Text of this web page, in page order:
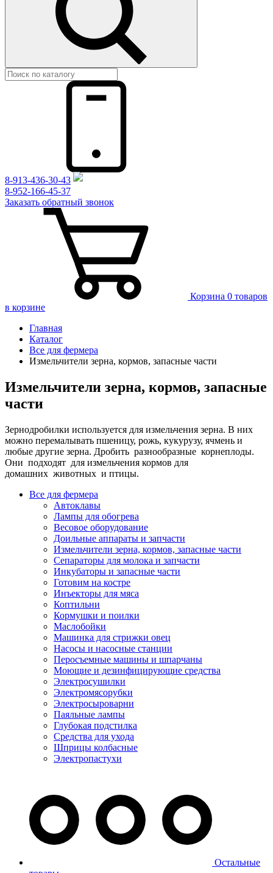
8-913-436-30-43
8-952-166-45-37
Заказать обратный звонок
Корзина 0 товаров
в корзине
Главная
Каталог
Все для фермера
Измельчители зерна, кормов, запасные части
Измельчители зерна, кормов, запасные
части
Зернодробилки используется для измельчения зерна. В них
можно перемалывать пшеницу, рожь, кукурузу, ячмень и
любые другие зерна. Дробить разнообразные корнеплоды.
Они подходят для измельчения кормов для
домашних животных и птицы.
Все для фермера
Автоклавы
Лампы для обогрева
Весовое оборудование
Доильные аппараты и запчасти
Измельчители зерна, кормов, запасные части
Сепараторы для молока и запчасти
Инкубаторы и запасные части
Готовим на костре
Инъекторы для мяса
Коптильни
Кормушки и поилки
Маслобойки
Машинка для стрижки овец
Насосы и насосные станции
Перосъемные машины и шпарчаны
Моющие и дезинфицирующие средства
Электросушилки
Электромясорубки
Электросыроварни
Паяльные лампы
Глубокая подстилка
Средства для ухода
Шприцы колбасные
Электропастухи
Остальные